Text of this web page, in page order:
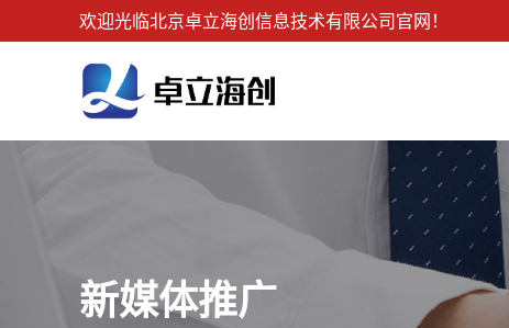
欢迎光临北京卓立海创信息技术有限公司官网！
新媒体推广